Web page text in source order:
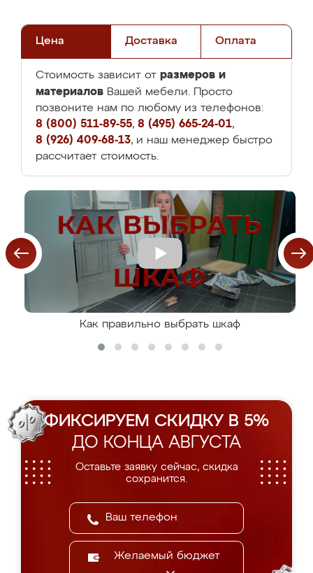
Цена Доставка Оплата
Стоимость зависит от размеров и
материалов Вашей мебели. Просто
позвоните нам по любому из телефонов:
8 (800) 511-89-55, 8 (495) 665-24-01,
8 (926) 409-68-13, и наш менеджер быстро
рассчитает стоимость.
Как правильно выбрать шкаф
ФИКСИРУЕМ СКИДКУ В 5%
ДО КОНЦА АВГУСТА
Оставьте заявку сейчас, скидка
сохранится.
Желаемый бюджет